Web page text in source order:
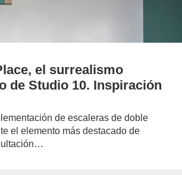
el surrealismo
de Studio 10. Inspiración
de escaleras de doble
el elemento más destacado de